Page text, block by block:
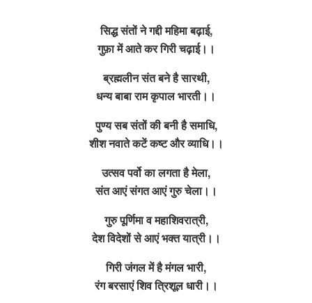
सिद्ध संतों ने गद्दी महिमा बढ़ाई,
गुफ़ा में आते कर गिरी चढ़ाई।।
ब्रह्मलीन संत बने है सारथी,
धन्य बाबा राम कृपाल भारती।।
पुण्य सब संतों की बनी है समाधि,
शीश नवाते कटें कष्ट और व्याधि।।
उत्सव पर्वो का लगता है मेला,
संत आएं संगत आएं गुरु चेला।।
गुरु पूर्णिमा व महाशिवरात्री,
देश विदेशों से आएं भक्त यात्री।।
गिरी जंगल में है मंगल भारी,
रंग बरसाएं शिव त्रिशूल धारी।।